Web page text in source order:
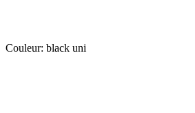
Couleur: black uni